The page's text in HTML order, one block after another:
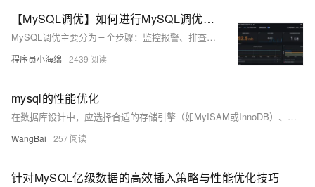
【MySQL调优】如何进行MySQL调优？从参数、数据建模、索引、SQL语句等方向，三万字详细解读MySQL的性能优化方案（2024版）
MySQL调优主要分为三个步骤：监控报警、排查慢SQL、MySQL调优。 排查慢SQL：开启慢查询日志 、找出最慢的几条SQL、分析查询计划 。 MySQL调优： 基础优化：缓存优化、硬件优化、参数优化、定期清理垃圾、使用合适的存储引擎、读写分离、分库分表； 表设计优化：数据类型优化、冷热数据分表等。 索引优化：考虑索引失效的11个场景、遵循索引设计原则、连接查询优化、排序优化、深分页查询优化、覆盖索引、索引下推、用普通索引等。 SQL优化。
程序员小海绵 2439
mysql的性能优化
在数据库设计中，应选择合适的存储引擎（如MyISAM或InnoDB）、字段类型（如char、varchar、tinyint），并遵循范式（1NF、2NF、3NF）。功能上，可以通过索引优化、缓存和分库分表来提升性能。架构上，采用主从复制、读写分离和负载均衡可进一步提高系统稳定性和扩展性。
WangBai 257
针对MySQL亿级数据的高效插入策略与性能优化技巧